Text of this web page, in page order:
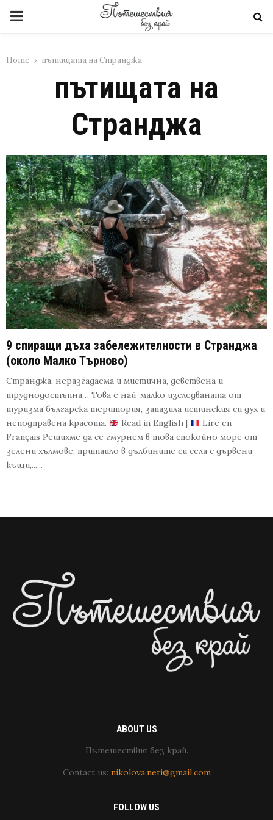
PRIMARY
Home пътищата на Странджа
пътищата на
Странджа
9 спиращи дъха забележителности в Странджа
(около Малко Търново)
Странджа, неразгадаема и мистична, девствена и
труднодостъпна… Това е най-малко изследваната от
туризма българска територия, запазила истинския си дух и
неподправена красота.
Read in English |
Lire en
Français Решихме да се гмурнем в това спокойно море от
зелени хълмове, притаило в дълбините си села с дървени
къщи,......
ABOUT US
Пътешествия без край.
Contact us: nikolova.neti@gmail.com
FOLLOW US